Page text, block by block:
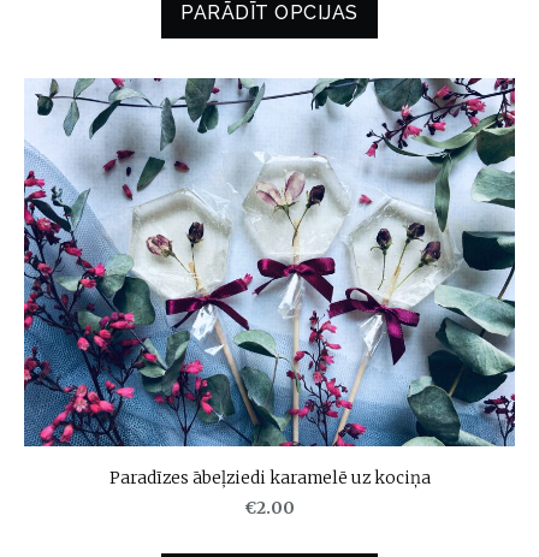
PARĀDĪT OPCIJAS
Paradīzes ābeļziedi karamelē uz kociņa
€2.00